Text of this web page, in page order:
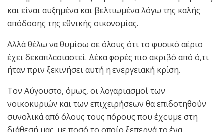
και είναι αυξημένα και βελτιωμένα λόγω της καλής
απόδοσης της εθνικής οικονομίας.
Αλλά θέλω να θυμίσω σε όλους ότι το φυσικό αέριο
έχει δεκαπλασιαστεί. Δέκα φορές πιο ακριβό από ό,τι
ήταν πριν ξεκινήσει αυτή η ενεργειακή κρίση.
Τον Αύγουστο, όμως, οι λογαριασμοί των
νοικοκυριών και των επιχειρήσεων θα επιδοτηθούν
συνολικά από όλους τους πόρους που έχουμε στη
διάθεσή μας, με ποσό το οποίο ξεπερνά το ένα